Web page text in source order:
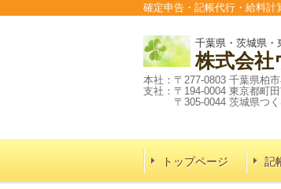
確定申告・記帳代行・給料計
千葉県・茨城県・
株式会社
本社：〒277-0803 千葉県柏
支社：〒194-0004 東京都町
〒305-0044 茨城県つく
トップページ 記